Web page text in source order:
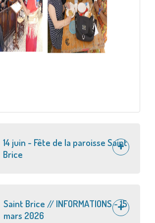
14 juin - Fête de la paroisse Saint
Brice
Saint Brice // INFORMATIONS - 15
mars 2026